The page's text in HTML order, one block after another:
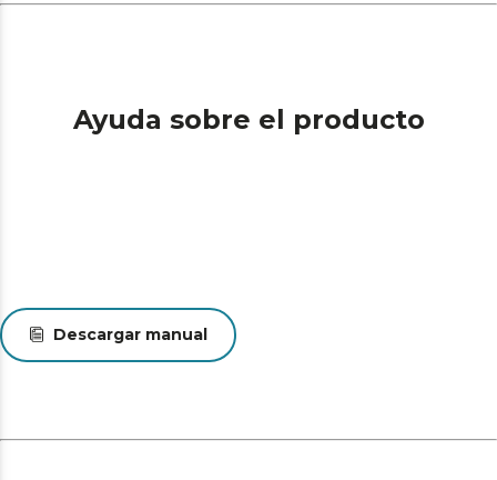
permite una mejor limpieza.
dentro.
Ayuda sobre el producto
Descargar manual